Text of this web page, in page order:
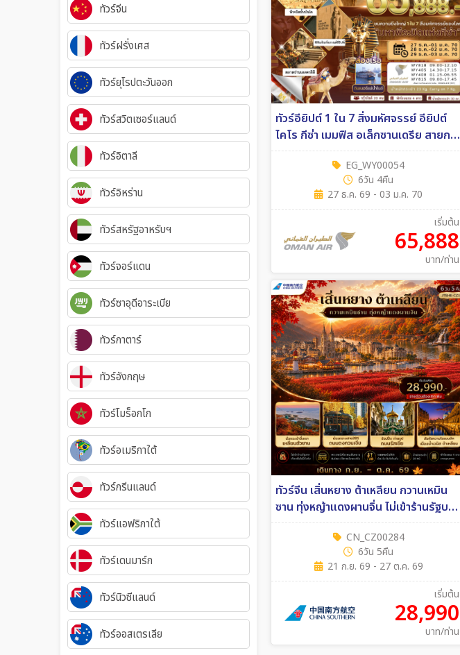
ทัวร์จีน
ทัวร์ฝรั่งเศส
ทัวร์ยุโรปตะวันออก
ทัวร์สวิตเซอร์แลนด์
ทัวร์อิตาลี
ทัวร์อิหร่าน
ทัวร์สหรัฐอาหรับฯ
ทัวร์จอร์แดน
ทัวร์ซาอุดีอาระเบีย
ทัวร์กาตาร์
ทัวร์อังกฤษ
ทัวร์โมร็อกโก
ทัวร์อเมริกาใต้
ทัวร์กรีนแลนด์
ทัวร์แอฟริกาใต้
ทัวร์เดนมาร์ก
ทัวร์นิวซีแลนด์
ทัวร์ออสเตรเลีย
ทัวร์อียิปต์ 1 ใน 7 สิ่งมหัศจรรย์ อียิปต์
ไคโร กีซ่า เมมฟิส อเล็กซานเดรีย สายการ
บิน Oman air 6วัน 4คืน (WY)
EG_WY00054
6วัน 4คืน
27 ธ.ค. 69 - 03 ม.ค. 70
เริ่มต้น
65,888
บาท/ท่าน
ทัวร์จีน เสิ่นหยาง ต้าเหลียน กวานเหมิน
ซาน ทุ่งหญ้าแดงผานจิ่น ไม่เข้าร้านรัฐบาล
6วัน 5คืน (CZ)
CN_CZ00284
6วัน 5คืน
21 ก.ย. 69 - 27 ต.ค. 69
เริ่มต้น
28,990
บาท/ท่าน